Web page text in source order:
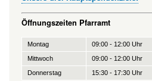
Öffnungszeiten Pfarramt
Montag
09:00 - 12:00 Uhr
Mittwoch
09:00 - 12:00 Uhr
Donnerstag
15:30 - 17:30 Uhr